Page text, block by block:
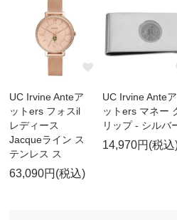
UC Irvine Anteア
ットers フォスil
レディース
Jacqueライン ス
テンレス ス
63,090円(税込)
UC Irvine Anteア
ットers マネー
リップ - シルバ
14,970円(税込